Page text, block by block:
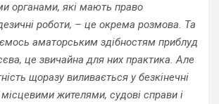
органами, які мають право
роботи, – це окрема розмова. Та
аматорським здібностям приблуд
це звичайна для них практика. Але
щоразу виливається у безкінечні
жителями, судові справи і